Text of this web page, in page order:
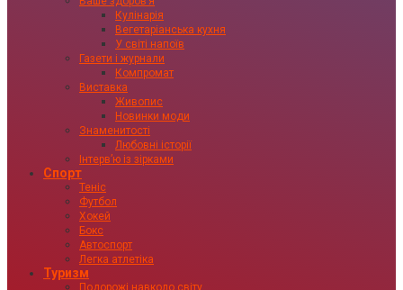
Кулінарія
Вегетаріанська кухня
У світі напоїв
Газети і журнали
Компромат
Виставка
Живопис
Новинки моди
Знаменитості
Любовні історії
Інтервʼю із зірками
Спорт
Теніс
Футбол
Хокей
Бокс
Автоспорт
Легка атлетіка
Туризм
Подорожі навколо світу